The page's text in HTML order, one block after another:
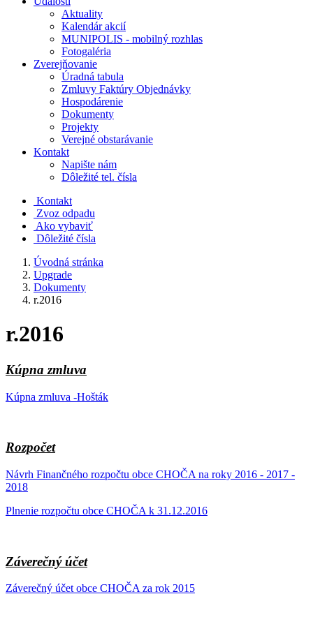
Aktuality
Kalendár akcií
MUNIPOLIS - mobilný rozhlas
Fotogaléria
Zverejňovanie
Úradná tabula
Zmluvy Faktúry Objednávky
Hospodárenie
Dokumenty
Projekty
Verejné obstarávanie
Kontakt
Napište nám
Dôležité tel. čísla
Kontakt
Zvoz odpadu
Ako vybaviť
Dôležité čísla
Úvodná stránka
Upgrade
Dokumenty
r.2016
r.2016
Kúpna zmluva
Kúpna zmluva -Hošták
Rozpočet
Návrh Finančného rozpočtu obce CHOČA na roky 2016 - 2017 -
2018
Plnenie rozpočtu obce CHOČA k 31.12.2016
Záverečný účet
Záverečný účet obce CHOČA za rok 2015